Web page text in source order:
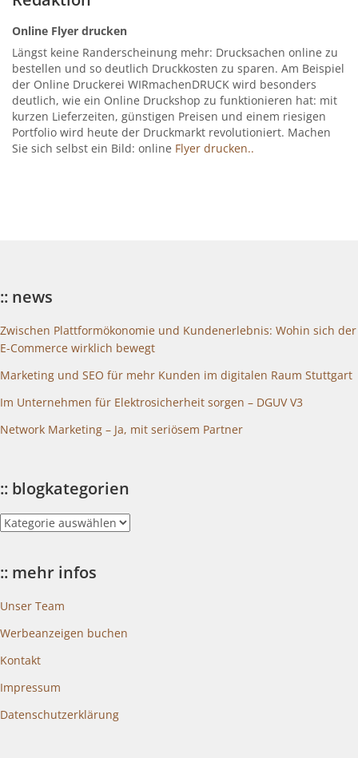
Online Flyer drucken
Längst keine Randerscheinung mehr: Drucksachen online zu
bestellen und so deutlich Druckkosten zu sparen. Am Beispiel
der Online Druckerei WIRmachenDRUCK wird besonders
deutlich, wie ein Online Druckshop zu funktionieren hat: mit
kurzen Lieferzeiten, günstigen Preisen und einem riesigen
Portfolio wird heute der Druckmarkt revolutioniert. Machen
Sie sich selbst ein Bild: online Flyer drucken..
:: news
Zwischen Plattformökonomie und Kundenerlebnis: Wohin sich der
E-Commerce wirklich bewegt
Marketing und SEO für mehr Kunden im digitalen Raum Stuttgart
Im Unternehmen für Elektrosicherheit sorgen – DGUV V3
Network Marketing – Ja, mit seriösem Partner
:: blogkategorien
::
blogkategorien
:: mehr infos
Unser Team
Werbeanzeigen buchen
Kontakt
Impressum
Datenschutzerklärung